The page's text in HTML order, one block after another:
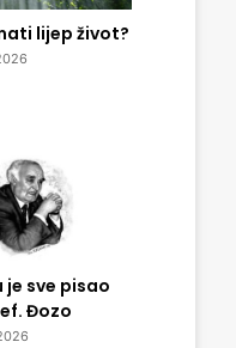
lijep život?
je sve pisao
Đozo